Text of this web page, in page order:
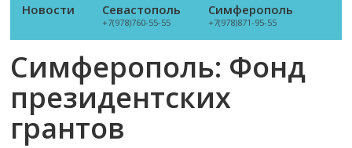
Новости Севастополь
+7(978)760-55-55
Симферополь
+7(978)871-95-55
Симферополь: Фонд
президентских
грантов